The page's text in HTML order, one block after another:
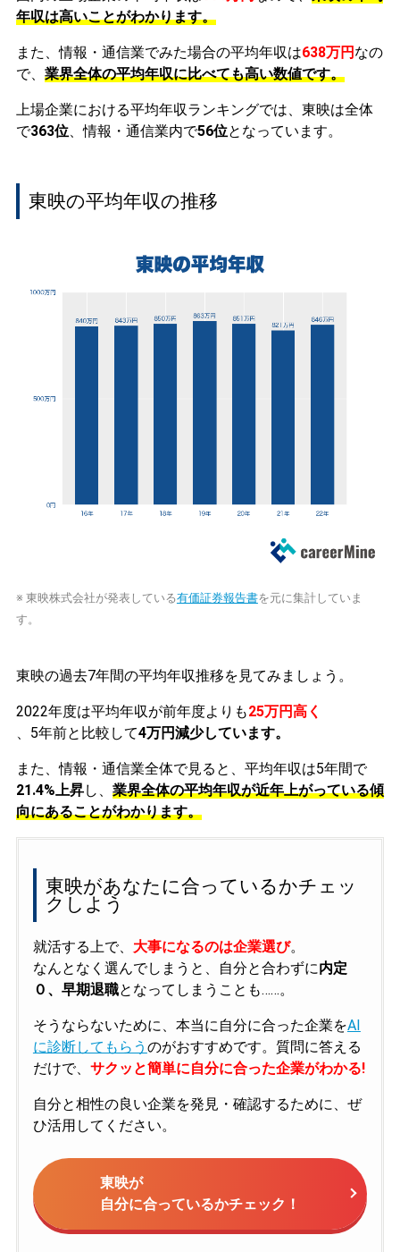
年収は高いことがわかります。
また、情報・通信業でみた場合の平均年収は638万円 なの
で、 業界全体の平均年収に比べても高い数値です。
上場企業における平均年収ランキングでは、東映は全体
で363位、情報・通信業内で56位となっています。
東映の平均年収の推移
※ 東映株式会社が発表している有価証券報告書を元に集計していま
す。
東映の過去7年間の平均年収推移を見てみましょう。
2022年度は平均年収が前年度よりも25万円高く
、5年前と比較して4万円減少しています。
また、情報・通信業全体で見ると、平均年収は5年間で
21.4%上昇し、 業界全体の平均年収が近年上がっている傾
向にあることがわかります。
東映があなたに合っているかチェッ
クしよう
就活する上で、 大事になるのは企業選び。
なんとなく選んでしまうと、自分と合わずに内定
０、早期退職となってしまうことも……。
そうならないために、本当に自分に合った企業をAI
に診断してもらう のがおすすめです。質問に答える
だけで、 サクッと簡単に自分に合った企業がわかる!
自分と相性の良い企業を発見・確認するために、ぜ
ひ活用してください。
東映が
自分に合っているかチェック！